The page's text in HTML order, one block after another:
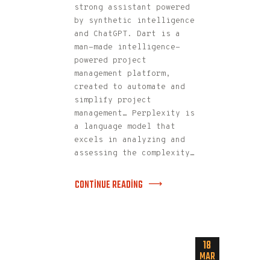
strong assistant powered
by synthetic intelligence
and ChatGPT. Dart is a
man-made intelligence-
powered project
management platform,
created to automate and
simplify project
management… Perplexity is
a language model that
excels in analyzing and
assessing the complexity…
CONTINUE READING
18
MAR